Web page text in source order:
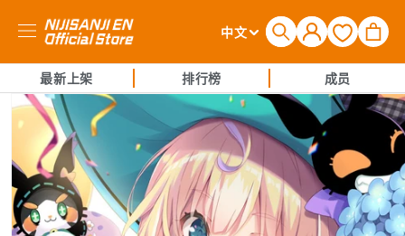
语
中文
登
录
物
最新上架
排行榜
成员
跳至产品
信息